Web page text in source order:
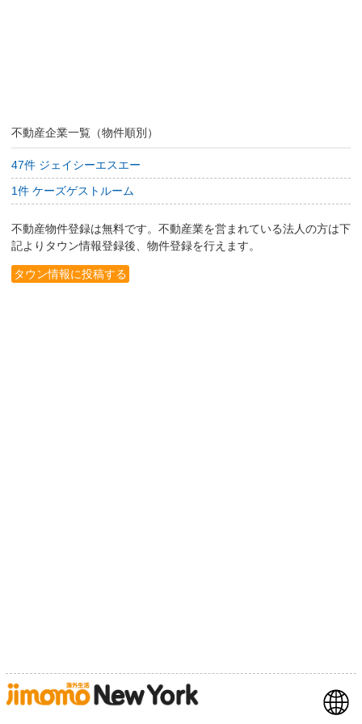
不動産企業一覧（物件順別）
47件 ジェイシーエスエー
1件 ケーズゲストルーム
不動産物件登録は無料です。不動産業を営まれている法人の方は下
記よりタウン情報登録後、物件登録を行えます。
タウン情報に投稿する